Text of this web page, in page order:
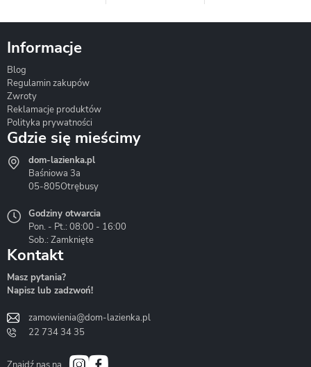
Hydrostop
Liveno
Bath&Spa
Informacje
Blog
Regulamin zakupów
Zwroty
Reklamacje produktów
Polityka prywatności
Gdzie się mieścimy
dom-lazienka.pl
Baśniowa 3a
05-805Otrębusy
Godziny otwarcia
Pon. - Pt.: 08:00 - 16:00
Sob.: Zamknięte
Kontakt
Masz pytania?
Napisz lub zadzwoń!
zamowienia@dom-lazienka.pl
22 734 34 35